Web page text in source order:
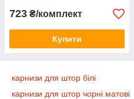
723 ₴/комплект
Купити
карнизи для штор білі
карнизи для штор чорні матові